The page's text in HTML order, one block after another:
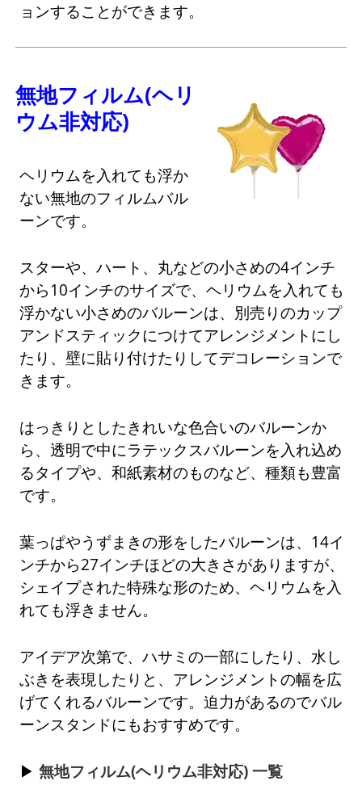
ョンすることができます。
無地フィルム(ヘリ
ウム非対応)
ヘリウムを入れても浮か
ない無地のフィルムバル
ーンです。
スターや、ハート、丸などの小さめの4インチ
から10インチのサイズで、ヘリウムを入れても
浮かない小さめのバルーンは、別売りのカップ
アンドスティックにつけてアレンジメントにし
たり、壁に貼り付けたりしてデコレーションで
きます。
はっきりとしたきれいな色合いのバルーンか
ら、透明で中にラテックスバルーンを入れ込め
るタイプや、和紙素材のものなど、種類も豊富
です。
葉っぱやうずまきの形をしたバルーンは、14イ
ンチから27インチほどの大きさがありますが、
シェイプされた特殊な形のため、ヘリウムを入
れても浮きません。
アイデア次第で、ハサミの一部にしたり、水し
ぶきを表現したりと、アレンジメントの幅を広
げてくれるバルーンです。迫力があるのでバル
ーンスタンドにもおすすめです。
無地フィルム(ヘリウム非対応) 一覧